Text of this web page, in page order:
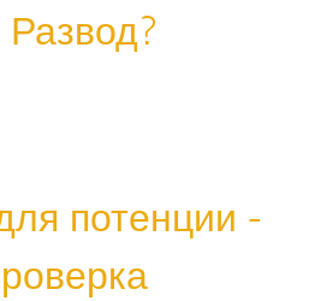
Развод?
потенции -